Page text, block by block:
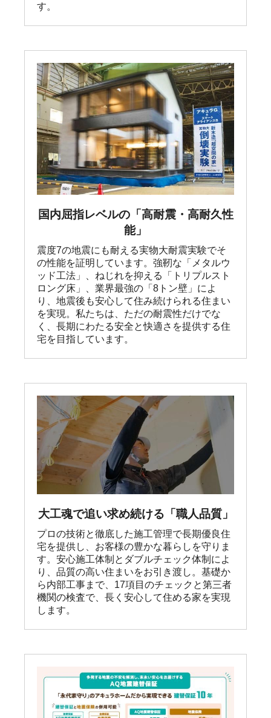
す。
国内屈指レベルの「高耐震・高耐久性
能」
震度7の地震にも耐える実物大耐震実験でそ
の性能を証明しています。強靭な「メタルウ
ッド工法」、ねじれを抑える「トリプルスト
ロング床」、業界最強の「8トン壁」によ
り、地震後も安心して住み続けられる住まい
を実現。私たちは、ただの耐震性だけでな
く、長期にわたる安全と快適さを提供する住
宅を目指しています。
大工魂で追い求め続ける「職人品質」
プロの技術と徹底した施工管理で長期優良住
宅を提供し、お客様の豊かな暮らしを守りま
す。安心施工体制とダブルチェック体制によ
り、品質の高い住まいをお引き渡し。基礎か
ら内部工事まで、17項目のチェックと第三者
機関の検査で、長く安心して住める家を実現
します。